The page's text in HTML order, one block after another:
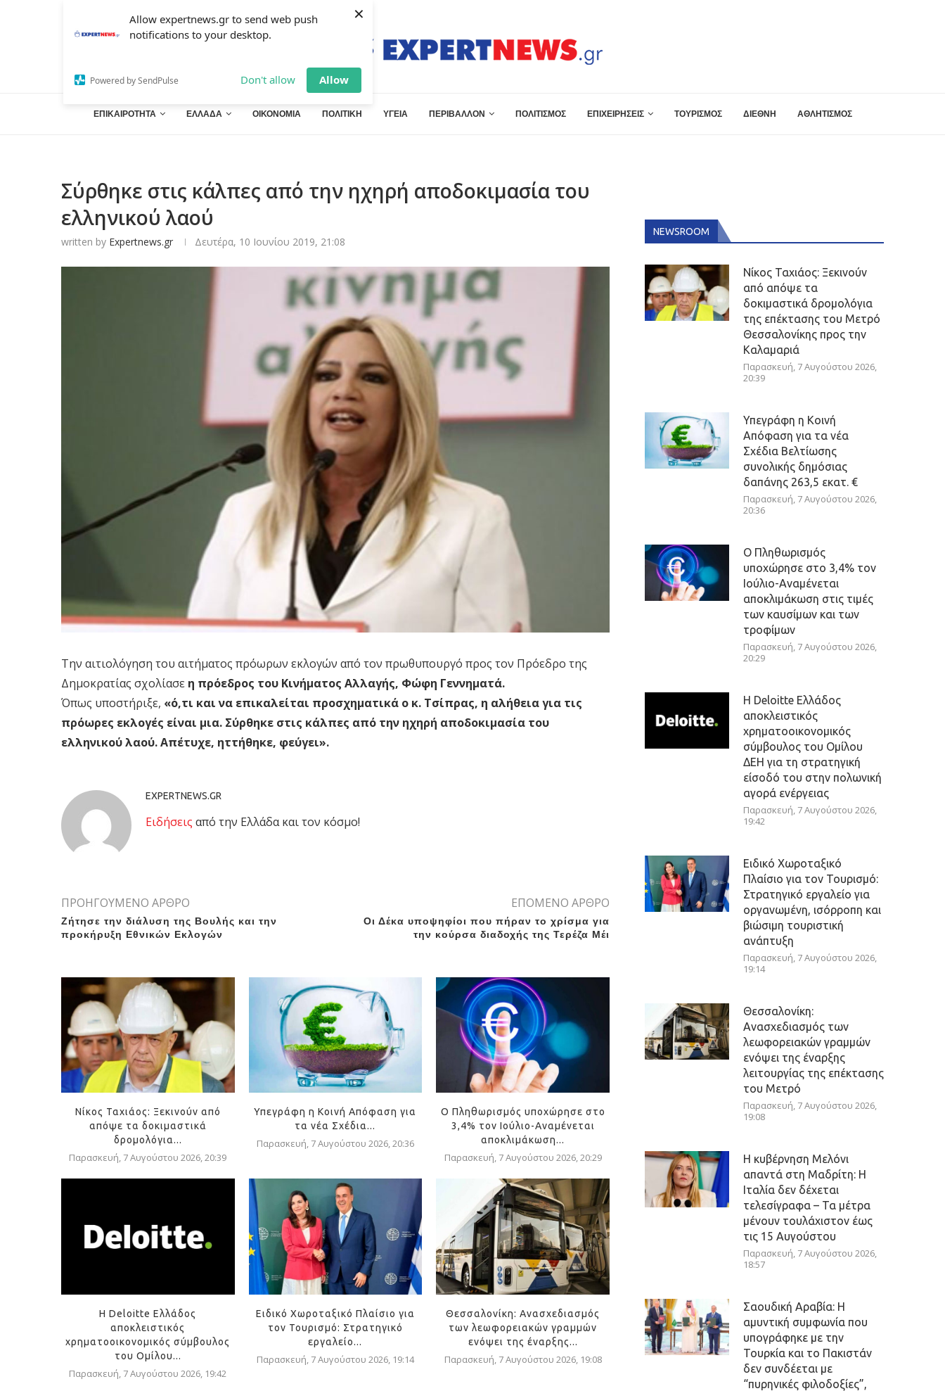
Allow expertnews.gr to send web push
notifications to your desktop.
Powered by SendPulse Don't allow Allow
×
ΕΠΙΚΑΙΡΟΤΗΤΑ ΕΛΛΑΔΑ ΟΙΚΟΝΟΜΙΑ ΠΟΛΙΤΙΚΗ ΥΓΕΙΑ ΠΕΡΙΒΑΛΛΟΝ ΠΟΛΙΤΙΣΜΟΣ ΕΠΙΧΕΙΡΗΣΕΙΣ ΤΟΥΡΙΣΜΟΣ ΔΙΕΘΝΗ ΑΘΛΗΤΙΣΜΟΣ
Σύρθηκε στις κάλπες από την ηχηρή αποδοκιμασία του
ελληνικού λαού
written by Expertnews.gr Δευτέρα, 10 Ιουνίου 2019, 21:08
Την αιτιολόγηση του αιτήματος πρόωρων εκλογών από τον πρωθυπουργό προς τον Πρόεδρο της
Δημοκρατίας σχολίασε η πρόεδρος του Κινήματος Αλλαγής, Φώφη Γεννηματά.
Όπως υποστήριξε, «ό,τι και να επικαλείται προσχηματικά ο κ. Τσίπρας, η αλήθεια για τις
πρόωρες εκλογές είναι μια. Σύρθηκε στις κάλπες από την ηχηρή αποδοκιμασία του
ελληνικού λαού. Απέτυχε, ηττήθηκε, φεύγει».
EXPERTNEWS.GR
Eιδήσεις από την Ελλάδα και τον κόσμο!
ΠΡΟΗΓΟΥΜΕΝΟ ΑΡΘΡΟ
Ζήτησε την διάλυση της Βουλής και την
προκήρυξη Εθνικών Εκλογών
ΕΠΟΜΕΝΟ ΑΡΘΡΟ
Οι Δέκα υποψηφίοι που πήραν το χρίσμα για
την κούρσα διαδοχής της Τερέζα Μέι
Νίκος Ταχιάος: Ξεκινούν από
απόψε τα δοκιμαστικά
δρομολόγια...
Παρασκευή, 7 Αυγούστου 2026, 20:39
Υπεγράφη η Κοινή Απόφαση για
τα νέα Σχέδια...
Παρασκευή, 7 Αυγούστου 2026, 20:36
Ο Πληθωρισμός υποχώρησε στο
3,4% τον Ιούλιο-Αναμένεται
αποκλιμάκωση...
Παρασκευή, 7 Αυγούστου 2026, 20:29
Η Deloitte Ελλάδος
αποκλειστικός
χρηματοοικονομικός σύμβουλος
του Ομίλου...
Παρασκευή, 7 Αυγούστου 2026, 19:42
Ειδικό Χωροταξικό Πλαίσιο για
τον Τουρισμό: Στρατηγικό
εργαλείο...
Παρασκευή, 7 Αυγούστου 2026, 19:14
Θεσσαλονίκη: Ανασχεδιασμός
των λεωφορειακών γραμμών
ενόψει της έναρξης...
Παρασκευή, 7 Αυγούστου 2026, 19:08
NEWSROOM
Νίκος Ταχιάος: Ξεκινούν
από απόψε τα
δοκιμαστικά δρομολόγια
της επέκτασης του Μετρό
Θεσσαλονίκης προς την
Καλαμαριά
Παρασκευή, 7 Αυγούστου 2026,
20:39
Υπεγράφη η Κοινή
Απόφαση για τα νέα
Σχέδια Βελτίωσης
συνολικής δημόσιας
δαπάνης 263,5 εκατ. €
Παρασκευή, 7 Αυγούστου 2026,
20:36
Ο Πληθωρισμός
υποχώρησε στο 3,4% τον
Ιούλιο-Αναμένεται
αποκλιμάκωση στις τιμές
των καυσίμων και των
τροφίμων
Παρασκευή, 7 Αυγούστου 2026,
20:29
Η Deloitte Ελλάδος
αποκλειστικός
χρηματοοικονομικός
σύμβουλος του Ομίλου
ΔΕΗ για τη στρατηγική
είσοδό του στην πολωνική
αγορά ενέργειας
Παρασκευή, 7 Αυγούστου 2026,
19:42
Ειδικό Χωροταξικό
Πλαίσιο για τον Τουρισμό:
Στρατηγικό εργαλείο για
οργανωμένη, ισόρροπη και
βιώσιμη τουριστική
ανάπτυξη
Παρασκευή, 7 Αυγούστου 2026,
19:14
Θεσσαλονίκη:
Ανασχεδιασμός των
λεωφορειακών γραμμών
ενόψει της έναρξης
λειτουργίας της επέκτασης
του Μετρό
Παρασκευή, 7 Αυγούστου 2026,
19:08
Η κυβέρνηση Μελόνι
απαντά στη Μαδρίτη: Η
Ιταλία δεν δέχεται
τελεσίγραφα – Τα μέτρα
μένουν τουλάχιστον έως
τις 15 Αυγούστου
Παρασκευή, 7 Αυγούστου 2026,
18:57
Σαουδική Αραβία: Η
αμυντική συμφωνία που
υπογράφηκε με την
Τουρκία και το Πακιστάν
δεν συνδέεται με
“πυρηνικές φιλοδοξίες”,